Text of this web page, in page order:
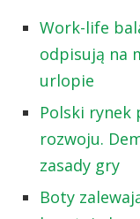
Work-life
odpisują na
urlopie
Polski rynek
rozwoju.
zasady gry
Boty